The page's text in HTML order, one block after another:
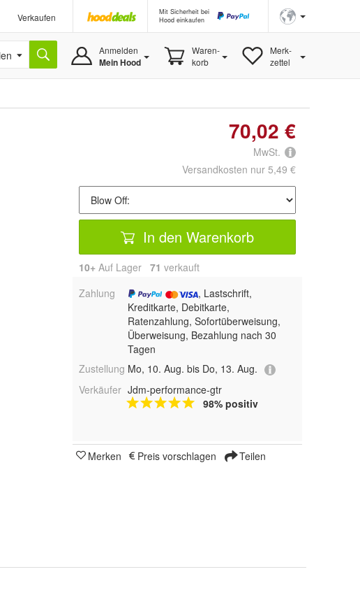
Verkaufen
Mit Sicherheit bei
Hood einkaufen
Anmelden
Mein Hood
Waren-
korb
Merk-
zettel
70,02 €
MwSt.
Versandkosten nur 5,49 €
In den Warenkorb
10+ Auf Lager 71 verkauft
Zahlung
, Lastschrift,
Kreditkarte, Debitkarte,
Ratenzahlung, Sofortüberweisung,
Überweisung, Bezahlung nach 30
Tagen
Zustellung Mo, 10. Aug. bis Do, 13. Aug.
Verkäufer Jdm-performance-gtr
98% positiv
Merken Preis vorschlagen Teilen